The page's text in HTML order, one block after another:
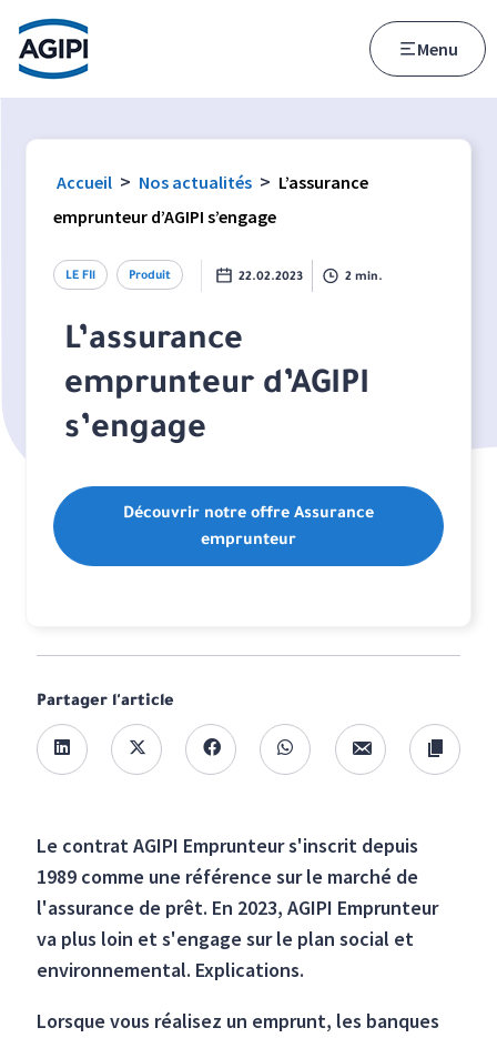
Accès au menu
Accès au contenu principal
Menu
Accueil > Nos actualités > L’assurance
emprunteur d’AGIPI s’engage
LE FIl Produit 22.02.2023 2 min.
L’assurance
emprunteur d’AGIPI
s’engage
Découvrir notre offre Assurance
emprunteur
Partager l'article
Le contrat AGIPI Emprunteur s'inscrit depuis
1989 comme une référence sur le marché de
l'assurance de prêt. En 2023, AGIPI Emprunteur
va plus loin et s'engage sur le plan social et
environnemental. Explications.
Lorsque vous réalisez un emprunt, les banques